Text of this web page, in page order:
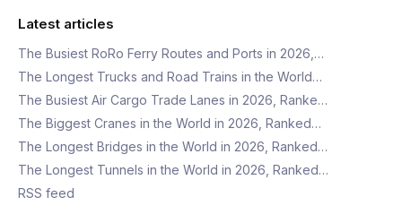
Latest articles
The Busiest RoRo Ferry Routes and Ports in 2026,…
The Longest Trucks and Road Trains in the World…
The Busiest Air Cargo Trade Lanes in 2026, Ranke…
The Biggest Cranes in the World in 2026, Ranked…
The Longest Bridges in the World in 2026, Ranked…
The Longest Tunnels in the World in 2026, Ranked…
RSS feed